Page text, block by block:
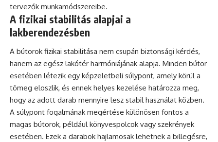
tervezők munkamódszereibe.
A fizikai stabilitás alapjai a
lakberendezésben
A bútorok fizikai stabilitása nem csupán biztonsági kérdés,
hanem az egész lakótér harmóniájának alapja. Minden bútor
esetében létezik egy képzeletbeli súlypont, amely körül a
tömeg eloszlik, és ennek helyes kezelése határozza meg,
hogy az adott darab mennyire lesz stabil használat közben.
A súlypont fogalmának megértése különösen fontos a
magas bútorok, például könyvespolcok vagy szekrények
esetében. Ezek a darabok hajlamosak lehetnek a billegésre,